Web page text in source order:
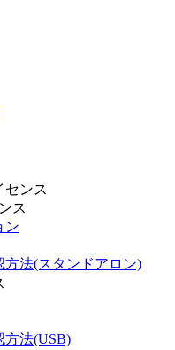
センス
ス
ン
方法(スタンドアロン)
方法(USB)